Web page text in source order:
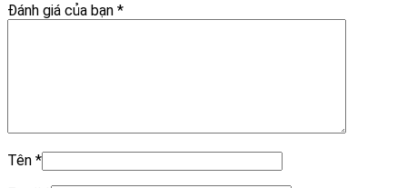
Đánh giá của bạn *
Tên *